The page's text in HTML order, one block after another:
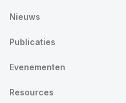
Nieuws
Publicaties
Evenementen
Resources